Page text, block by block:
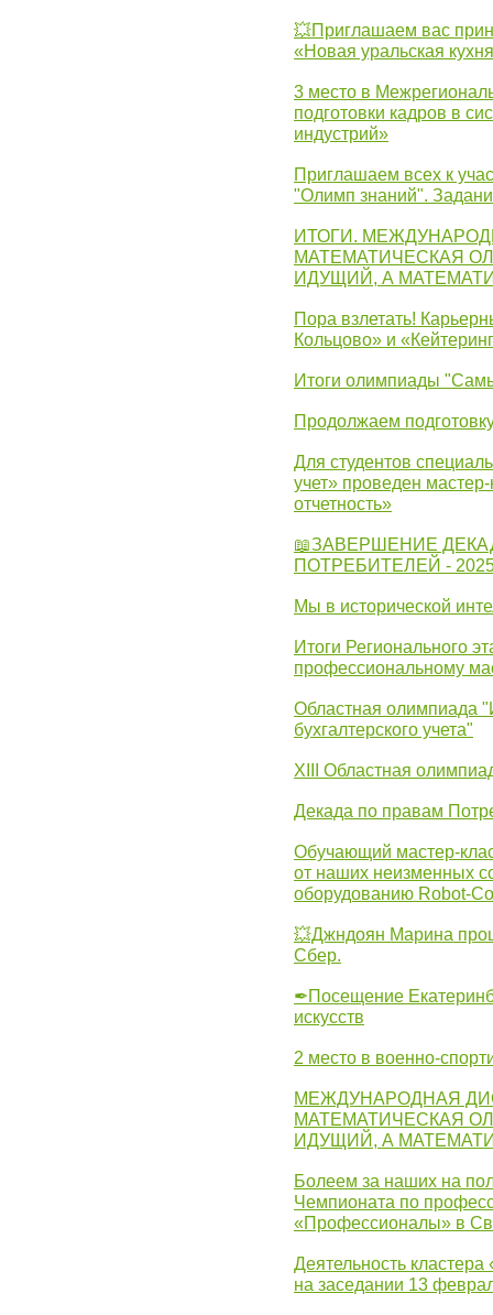
💥Приглашаем вас
«Новая уральская
3 место в
подготовки кадров в
индустрий»
Приглашаем всех к
"Олимп знаний".
ИТОГИ.
МАТЕМАТИЧЕСКАЯ
ИДУЩИЙ, А
Пора взлетать!
Кольцово» и
Итоги олимпиады
Продолжаем
Для студентов
учет» проведен
отчетность»
📖ЗАВЕРШЕНИЕ
ПОТРЕБИТЕЛЕЙ -
Мы в исторической
Итоги Регионального
профессиональному
Областная олимпиада
бухгалтерского учета"
XIII Областная
Декада по правам
Обучающий мастер-
от наших неизменных
оборудованию Robot-
💥Джндоян Марина
Сбер.
✒Посещение
искусств
2 место в военно-
МЕЖДУНАРОДНАЯ
МАТЕМАТИЧЕСКАЯ
ИДУЩИЙ, А
Болеем за наших на
Чемпионата по
«Профессионалы» в
Деятельность
на заседании 13